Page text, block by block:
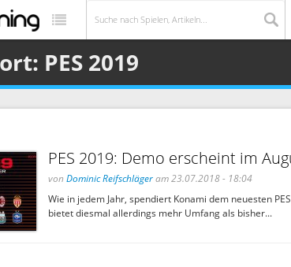
PES 2019
PES 2019: Demo erscheint im
von Dominic Reifschlägeram 23.07.2018 - 18:04
Wie in jedem Jahr, spendiert Konami dem neuesten
bietet diesmal allerdings mehr Umfang als bisher...